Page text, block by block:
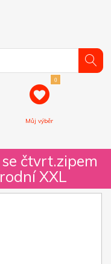
0
Můj výběr
čtvrt.zipem
XXL